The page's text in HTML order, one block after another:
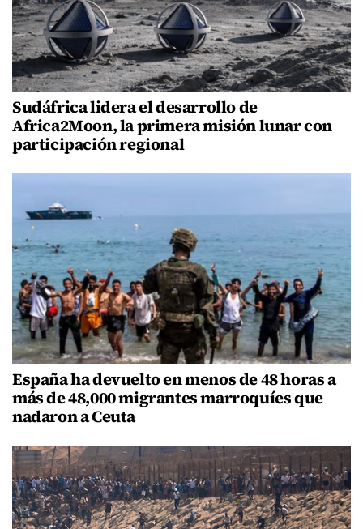
Sudáfrica lidera el desarrollo de
Africa2Moon, la primera misión lunar con
participación regional
España ha devuelto en menos de 48 horas a
más de 48,000 migrantes marroquíes que
nadaron a Ceuta